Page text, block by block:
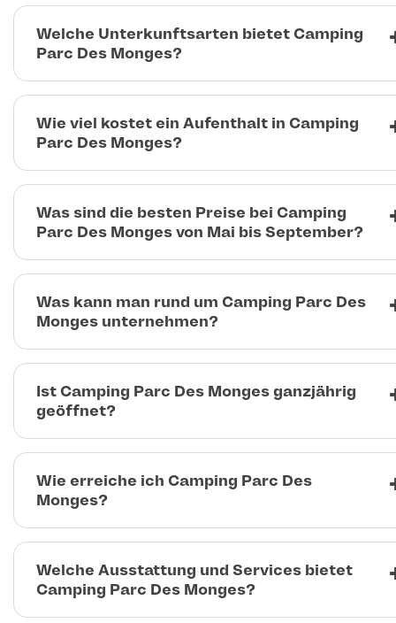
Welche Unterkunftsarten bietet Camping
Parc Des Monges?
Wie viel kostet ein Aufenthalt in Camping
Parc Des Monges?
Was sind die besten Preise bei Camping
Parc Des Monges von Mai bis September?
Was kann man rund um Camping Parc Des
Monges unternehmen?
Ist Camping Parc Des Monges ganzjährig
geöffnet?
Wie erreiche ich Camping Parc Des
Monges?
Welche Ausstattung und Services bietet
Camping Parc Des Monges?